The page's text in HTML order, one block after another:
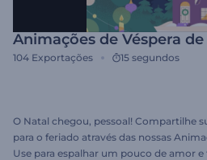
Animações de Véspera
104 Exportações 15 segundos
O Natal chegou, pessoal! Compartilhe
para o feriado através das nossas
Use para espalhar um pouco de amor